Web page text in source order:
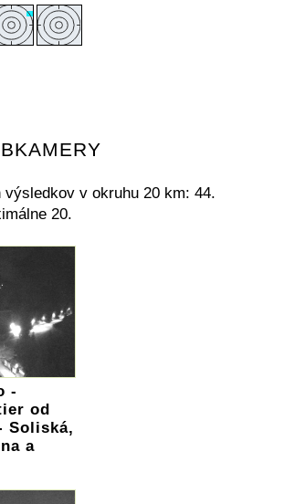
výsledkov v okruhu 20 km: 44.
20.
-
od
Soliská,
a